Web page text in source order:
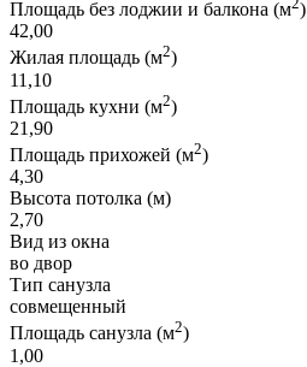
Площадь без лоджии и балкона (м )
42,00
Жилая площадь (м2)
11,10
Площадь кухни (м2)
21,90
Площадь прихожей (м2)
4,30
Высота потолка (м)
2,70
Вид из окна
во двор
Тип санузла
совмещенный
Площадь санузла (м2)
1,00